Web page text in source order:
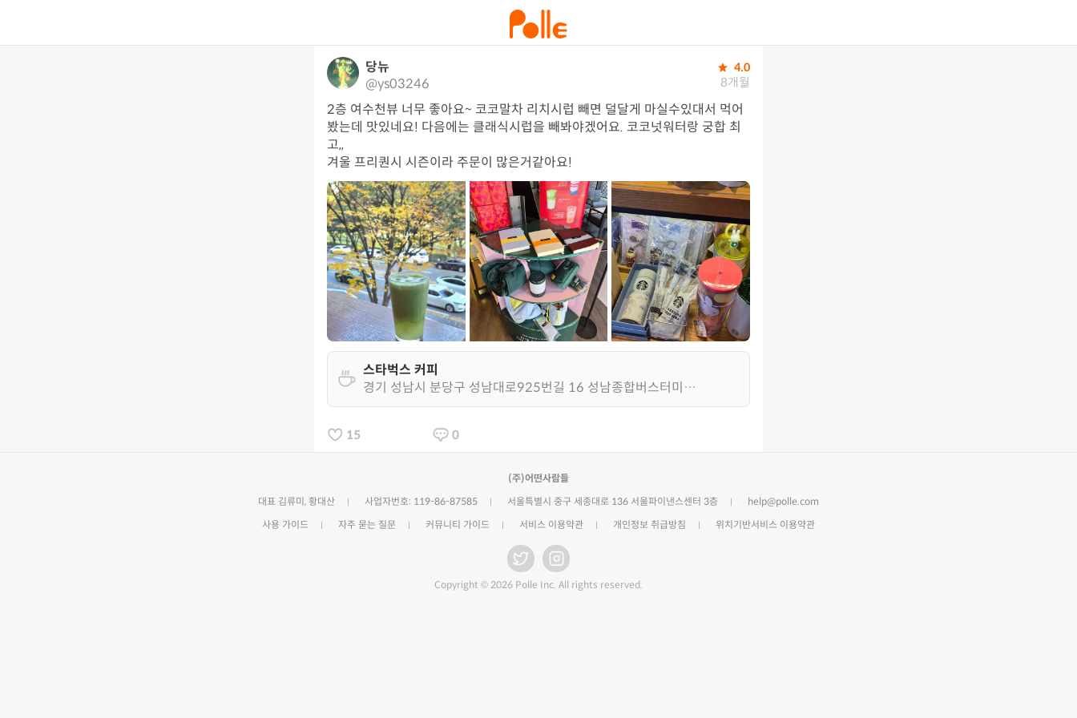
당뉴
@ys03246
4.0
8개월
2층 여수천뷰 너무 좋아요~ 코코말차 리치시럽 빼면 덜달게 마실수있대서 먹어
봤는데 맛있네요! 다음에는 클래식시럽을 빼봐야겠어요. 코코넛워터랑 궁합 최
고,,
겨울 프리퀀시 시즌이라 주문이 많은거같아요!
스타벅스 커피
경기 성남시 분당구 성남대로925번길 16 성남종합버스터미널 1층
15 0
(주)어떤사람들
대표 김류미, 황대산
사업자번호: 119-86-87585 서울특별시 중구 세종대로 136 서울파이낸스센터 3층
help@polle.com
사용 가이드
자주 묻는 질문 커뮤니티 가이드 서비스 이용약관 개인정보 취급방침 위치기반서비스 이용약관
Copyright © 2026 Polle Inc. All rights reserved.